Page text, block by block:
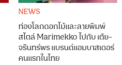
NEWS
ท่องโลกดอกไม้และลายพิมพ์
สไตล์ Marimekko ไปกับ เต้ย–
จรินทร์พร แบรนด์แอมบาสเดอร์
คนแรกในไทย